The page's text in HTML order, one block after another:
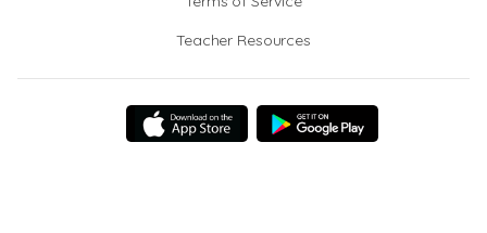
Teacher Resources